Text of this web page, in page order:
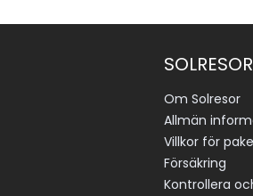
SOLRESOR
Om Solresor
Allmän
Villkor för
Försäkring
Kontrollera